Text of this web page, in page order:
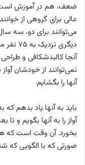
ضعف، هم در آموزش است
عالی برای گروهی از
می‌توانند برای دو، سه
دیگری
آنجا کالبدشکافی و طراحی
نمی‌توانند از خودشان
آنها را بگشایم.
باید به آنها یاد بدهم
آواز را به آنها بگویم و
بخورد. آن وقت است که هر
صورتی که با الگویی که